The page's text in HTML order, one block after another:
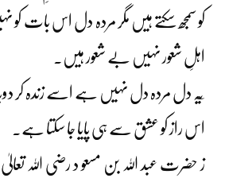
کو سمجھ سکتے ہیں مگر مردہ دل اس بات کو
اہلِ شعور نہیں بے شعور ہیں۔
اس راز کو عشق سے ہی پایا جا سکتا ہے۔
ز حضرت عبد اللہ بن مسعو د رضی اللہ